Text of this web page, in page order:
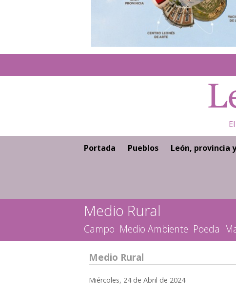
Portada Pueblos León, provincia
Medio Rural
Campo Medio Ambiente Poeda
Medio Rural
Miércoles, 24 de Abril de 2024